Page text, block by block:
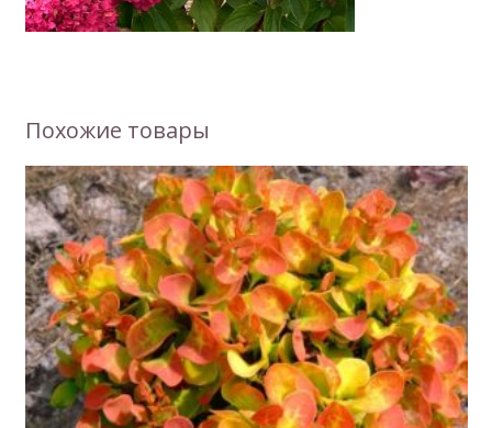
Похожие товары